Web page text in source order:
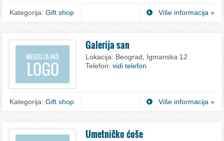
Kategorija:Gift shop Više informacija »
Galerija san
Lokacija: Beograd, Igmanska 12
Telefon:vidi telefon
Kategorija:Gift shop Više informacija »
Umetničko ćoše